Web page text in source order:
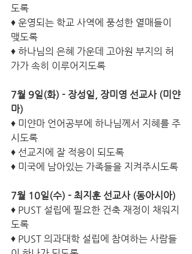
도록
♦ 운영되는 학교 사역에 풍성한 열매들이
맺도록
♦ 하나님의 은혜 가운데 고아원 부지의 허
가가 속히 이루어지도록
7월 9일(화) - 장성일, 장미영 선교사 (미얀
마)
♦ 미얀마 언어공부에 하나님께서 지혜를 주
시도록
♦ 선교지에 잘 적응이 되도록
♦ 미국에 남아있는 가족들을 지켜주시도록
7월 10일(수) - 최지훈 선교사 (동아시아)
♦ PUST 설립에 필요한 건축 재정이 채워지
도록
♦ PUST 의과대학 설립에 참여하는 사람들